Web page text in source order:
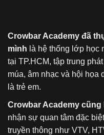
Crowbar Academy đã
mình là hệ thống lớp học
tại TP.HCM, tập trung
múa, âm nhạc và hội
là trẻ em.
Crowbar Academy
nhận sự quan tâm đặc
truyền thông như VTV,